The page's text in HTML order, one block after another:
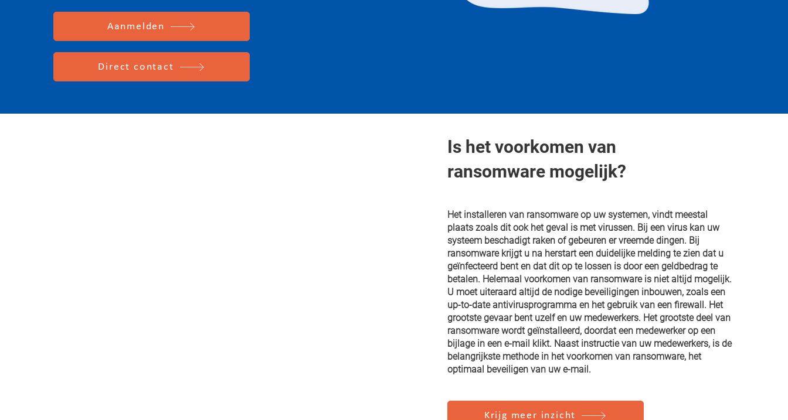
Aanmelden
Direct contact
Is het voorkomen van
ransomware mogelijk?
Het installeren van ransomware op uw systemen, vindt meestal
plaats zoals dit ook het geval is met virussen. Bij een virus kan uw
systeem beschadigt raken of gebeuren er vreemde dingen. Bij
ransomware krijgt u na herstart een duidelijke melding te zien dat u
geïnfecteerd bent en dat dit op te lossen is door een geldbedrag te
betalen. Helemaal voorkomen van ransomware is niet altijd mogelijk.
U moet uiteraard altijd de nodige beveiligingen inbouwen, zoals een
up-to-date antivirusprogramma en het gebruik van een firewall. Het
grootste gevaar bent uzelf en uw medewerkers. Het grootste deel van
ransomware wordt geïnstalleerd, doordat een medewerker op een
bijlage in een e-mail klikt. Naast instructie van uw medewerkers, is de
belangrijkste methode in het voorkomen van ransomware, het
optimaal beveiligen van uw e-mail.
Krijg meer inzicht